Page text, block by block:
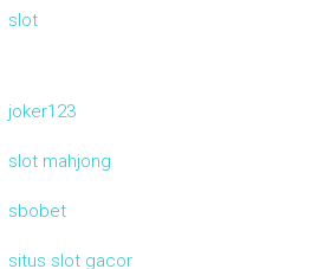
slot
joker123
slot mahjong
sbobet
situs slot gacor